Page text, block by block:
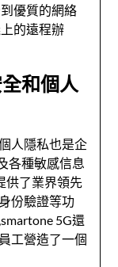
優質的網絡
的遠程辦
和個人
人隱私也是企
各種敏感信息
供了業界領先
份驗證等功
5G還
工營造了一個